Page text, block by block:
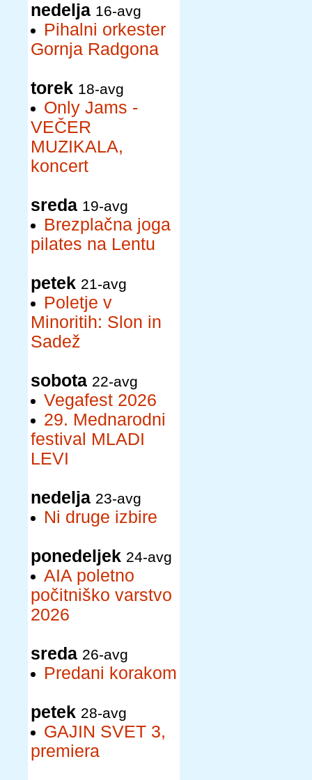
nedelja 16-avg
Pihalni orkester
Gornja Radgona
torek 18-avg
Only Jams -
VEČER
MUZIKALA,
koncert
sreda 19-avg
Brezplačna joga
pilates na Lentu
petek 21-avg
Poletje v
Minoritih: Slon in
Sadež
sobota 22-avg
Vegafest 2026
29. Mednarodni
festival MLADI
LEVI
nedelja 23-avg
Ni druge izbire
ponedeljek 24-avg
AIA poletno
počitniško varstvo
2026
sreda 26-avg
Predani korakom
petek 28-avg
GAJIN SVET 3,
premiera